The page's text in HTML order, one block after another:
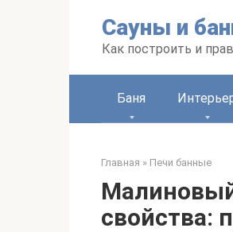
Сауны и
Как построить и
Баня
Главная » Печи банные
свойства: